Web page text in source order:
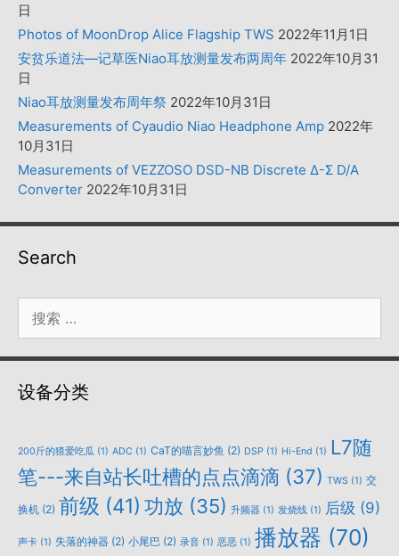
日
Photos of MoonDrop Alice Flagship TWS 2022年11月1日
安贫乐道法—记草医Niao耳放测量发布两周年 2022年10月31
日
Niao耳放测量发布周年祭 2022年10月31日
Measurements of Cyaudio Niao Headphone Amp 2022年
10月31日
Measurements of VEZZOSO DSD-NB Discrete Δ-Σ D/A
Converter 2022年10月31日
Search
索：
设备分类
200斤的猹爱吃瓜 (1) ADC (1) CaT的喵言妙鱼 (2) DSP (1) Hi-End (1) L7随
笔---来自站长吐槽的点点滴滴 (37) TWS (1) 交
换机 (2) 前级 (41) 功放 (35) 升频器 (1) 发烧线 (1) 后级 (9)
声卡 (1) 失落的神器 (2) 小尾巴 (2) 录音 (1) 恶恶 (1) 播放器 (70)